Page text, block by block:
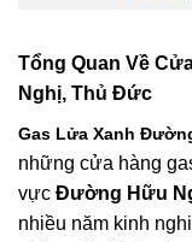
Tổng Quan Về
Nghị, Thủ Đức
Gas Lửa Xanh
những cửa hàng
vực Đường Hữu
nhiều năm kinh